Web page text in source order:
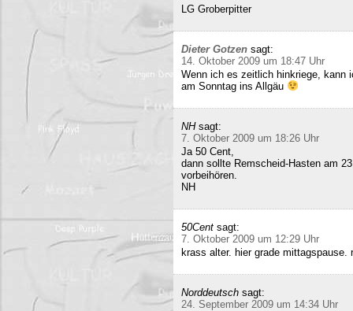
LG Groberpitter
Dieter Gotzen sagt:
14. Oktober 2009 um 18:47 Uhr
Wenn ich es zeitlich hinkriege, kann
am Sonntag ins Allgäu
NH sagt:
7. Oktober 2009 um 18:26 Uhr
Ja 50 Cent,
dann sollte Remscheid-Hasten am
vorbeihören.
NH
50Cent sagt:
7. Oktober 2009 um 12:29 Uhr
krass alter. hier grade
Norddeutsch sagt:
24. September 2009 um 14:34 Uhr